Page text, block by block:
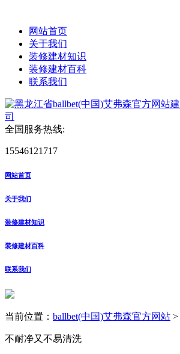
网站首页
关于我们
装修建材知识
装修建材百科
联系我们
全国服务热线:
15546121717
网站首页
关于我们
装修建材知识
装修建材百科
联系我们
当前位置： ballbet(中国)艾弗森官方网站 >
不耐净又不易清洗